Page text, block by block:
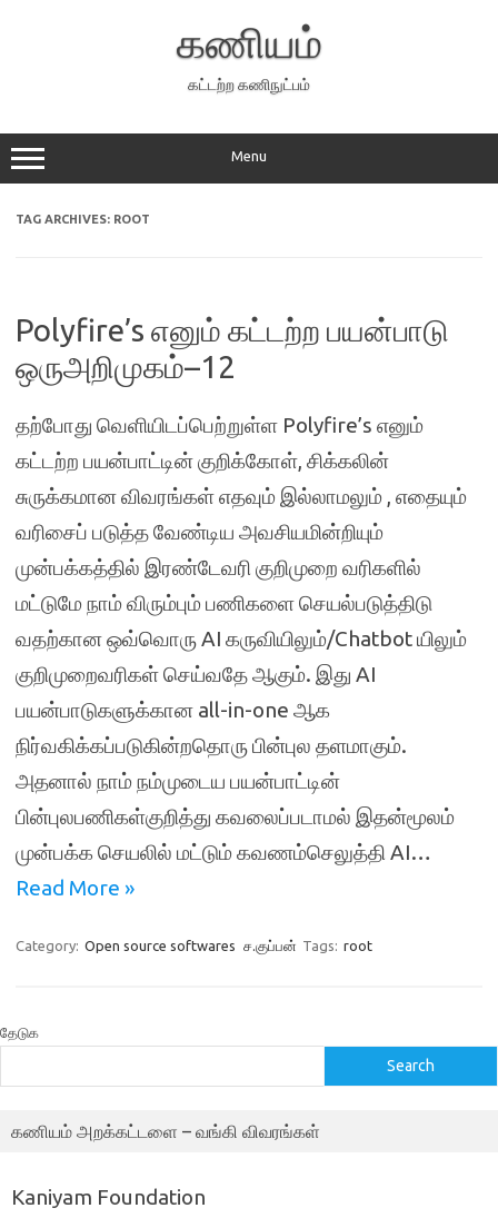
கணியம்
கட்டற்ற கணிநுட்பம்
Menu
TAG ARCHIVES: ROOT
Polyfire’s எனும் கட்டற்ற பயன்பாடு
ஒருஅறிமுகம்–12
தற்போது வெளியிடப்பெற்றுள்ள Polyfire’s எனும்
கட்டற்ற பயன்பாட்டின் குறிக்கோள், சிக்கலின்
சுருக்கமான விவரங்கள் எதவும் இல்லாமலும் , எதையும்
வரிசைப் படுத்த வேண்டிய அவசியமின்றியும்
முன்பக்கத்தில் இரண்டேவரி குறிமுறை வரிகளில்
மட்டுமே நாம் விரும்பும் பணிகளை செயல்படுத்திடு
வதற்கான ஒவ்வொரு AI கருவியிலும்/Chatbot யிலும்
குறிமுறைவரிகள் செய்வதே ஆகும். இது AI
பயன்பாடுகளுக்கான all-in-one ஆக
நிர்வகிக்கப்படுகின்றதொரு பின்புல தளமாகும்.
அதனால் நாம் நம்முடைய பயன்பாட்டின்
பின்புலபணிகள்குறித்து கவலைப்படாமல் இதன்மூலம்
முன்பக்க செயலில் மட்டும் கவணம்செலுத்தி AI…
Read More »
Category: Open source softwares ச.குப்பன் Tags: root
தேடுக
Search
கணியம் அறக்கட்டளை – வங்கி விவரங்கள்
Kaniyam Foundation